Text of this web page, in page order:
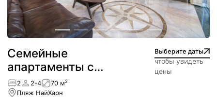
Семейные
апартаменты с
хорошим видом
Выберите даты
чтобы увидеть
цены
2 2-4 70 м2
Пляж НайХарн